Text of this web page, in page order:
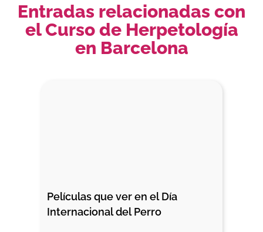
Entradas relacionadas con
el Curso de Herpetología
en Barcelona
Películas que ver en el Día
Internacional del Perro